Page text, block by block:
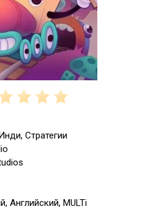
Стратегии
Английский, MULTi